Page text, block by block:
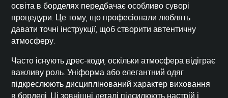
освіта в борделях передбачає особливо суворі
процедури. Це тому, що професіонали люблять
давати точні інструкції, щоб створити автентичну
атмосферу.
Часто існують дрес-коди, оскільки атмосфера відіграє
важливу роль. Уніформа або елегантний одяг
підкреслюють дисциплінований характер виховання
в борделі. Ці зовнішні деталі підсилюють настрій і